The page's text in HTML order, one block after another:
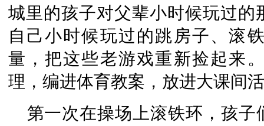
城里的孩子对父辈小时候玩过
自己小时候玩过的跳房子、滚
量，把这些老游戏重新捡起来
理，编进体育教案，放进大课间
第一次在操场上滚铁环，孩